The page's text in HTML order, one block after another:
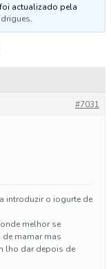
actualizado pela
.
#7031
introduzir o iogurte de
melhor se
mamar mas
lho dar depois de